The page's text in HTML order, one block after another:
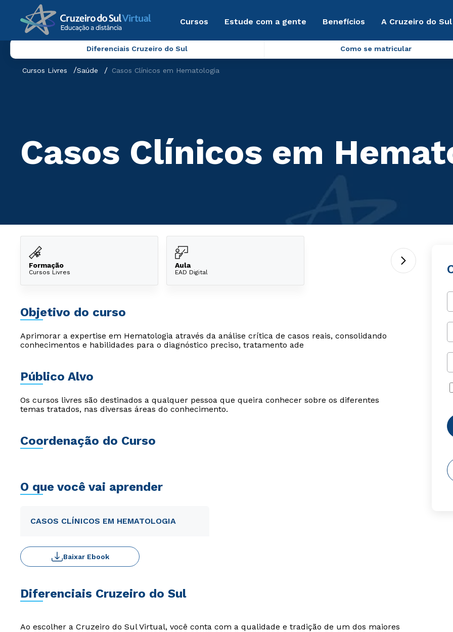
Cursos Estude com a gente Benefícios A Cruzeiro do
Diferenciais Cruzeiro do Sul Como se matricular
Cursos Livres Saúde Casos Clínicos em Hematologia
Casos Clínicos em
Formação
Cursos Livres
Aula
EAD Digital
Objetivo do curso
Aprimorar a expertise em Hematologia através da análise crítica de casos reais, consolidando
conhecimentos e habilidades para o diagnóstico preciso, tratamento ade
Público Alvo
Os cursos livres são destinados a qualquer pessoa que queira conhecer sobre os diferentes
temas tratados, nas diversas áreas do conhecimento.
Coordenação do Curso
O que você vai aprender
CASOS CLÍNICOS EM HEMATOLOGIA
Baixar Ebook
Diferenciais Cruzeiro do Sul
Ao escolher a Cruzeiro do Sul Virtual, você conta com a qualidade e tradição de um dos maiores